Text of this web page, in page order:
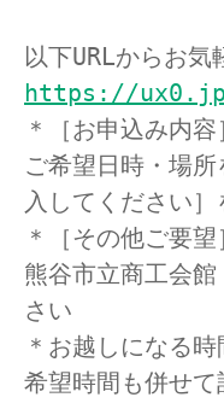
以下URLからお
https://ux0.jp/
＊［お申込み内
ご希望日時・場
入してください
＊［その他ご要
熊谷市立商工会
さい
＊お越しになる
希望時間も併せ